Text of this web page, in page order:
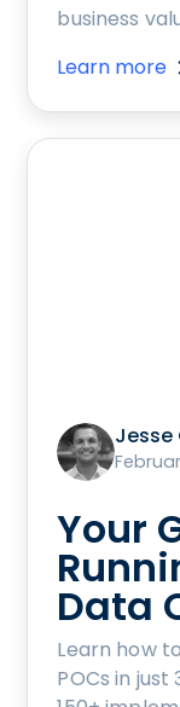
business
Learn more
Jesse
Your
Data
Learn how
POCs in